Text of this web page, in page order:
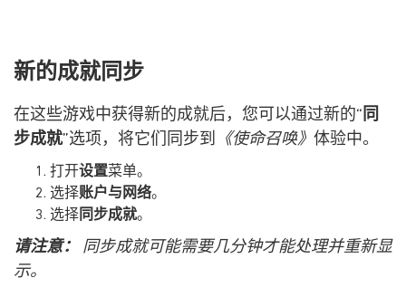
新的成就同步
在这些游戏中获得新的成就后，您可以通过新的“ 同
步成就”选项，将它们同步到 《使命召唤》 体验中。
打开设置菜单。
选择账户与网络。
选择 同步成就。
请注意：
同步成就可能需要几分钟才能处理并重新显
示。